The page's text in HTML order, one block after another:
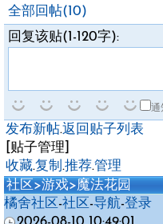
全部回帖(10)
回复该贴(1-120字):
通
发布新帖.返回贴子列表
[贴子管理]
收藏.复制 .推荐.管理
社区 >游戏>魔法花园
橘舍社区 -社区 -导航-登录